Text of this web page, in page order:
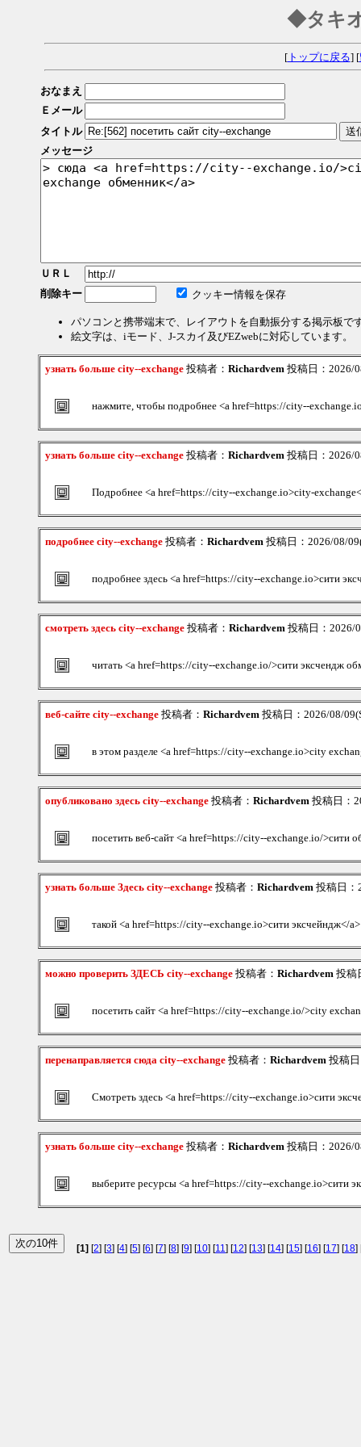
◆タキ
[トップに戻る] [
おなまえ
Ｅメール
タイトル
メッセージ
ＵＲＬ
削除キー
クッキー情報を保存
パソコンと携帯端末で、レイアウトを自動振分する掲示板で
絵文字は、iモード、J-スカイ及びEZwebに対応しています。
узнать больше city--exchange 投稿者： Richardvem 投稿日：2026/
нажмите, чтобы подробнее <a href=https://city--
узнать больше city--exchange 投稿者： Richardvem 投稿日：2026/
Подробнее <a href=https://city--exchange.io>city-
подробнее city--exchange 投稿者： Richardvem 投稿日：2026/08/
подробнее здесь <a href=https://city--exchange.io>сити
смотреть здесь city--exchange 投稿者： Richardvem 投稿日：2026/
читать <a href=https://city--exchange.io/>сити эксчендж
веб-сайте city--exchange 投稿者： Richardvem 投稿日：2026/08/
в этом разделе <a href=https://city--exchange.io>city
опубликовано здесь city--exchange 投稿者： Richardvem 投稿日：
посетить веб-сайт <a href=https://city--exchange.io/>сити
узнать больше Здесь city--exchange 投稿者： Richardvem 投稿日：
такой <a href=https://city--exchange.io>сити эксчейндж</a>
можно проверить ЗДЕСЬ city--exchange 投稿者： Richardvem 投稿
посетить сайт <a href=https://city--exchange.io/>city
перенаправляется сюда city--exchange 投稿者： Richardvem 投稿
Смотреть здесь <a href=https://city--exchange.io>сити
узнать больше city--exchange 投稿者： Richardvem 投稿日：2026/
выберите ресурсы <a href=https://city--exchange.io>сити
[1] [2] [3] [4] [5] [6] [7] [8] [9] [10] [11] [12] [13] [14] [15] [16] [17] [18]